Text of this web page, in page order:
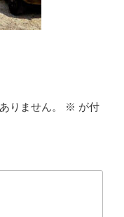
りません。 ※ が付